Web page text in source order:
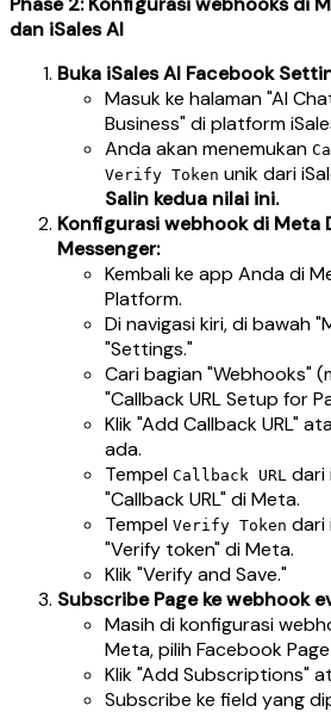
dan iSales AI
Buka iSales AI Facebook
Masuk ke halaman "AI
Business" di platform
Anda akan menemukan
Verify Token unik dari
Salin kedua nilai ini.
Konfigurasi webhook di Meta
Messenger:
Kembali ke app Anda di
Platform.
Di navigasi kiri, di bawah
"Settings."
Cari bagian "Webhooks"
"Callback URL Setup for
Klik "Add Callback URL"
ada.
Tempel Callback URL dari
"Callback URL" di Meta.
Tempel Verify Token dari
"Verify token" di Meta.
Klik "Verify and Save."
Subscribe Page ke webhook
Masih di konfigurasi
Meta, pilih Facebook
Klik "Add Subscriptions"
Subscribe ke field yang